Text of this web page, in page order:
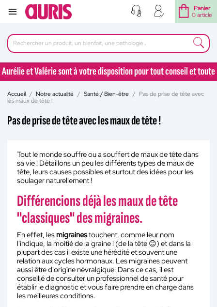
Panier
0 article
Aurélie et Valérie sont à votre disposition pour tout conseil et toute
question au 04 77 92 30 90
Aurélie et Valérie sont à votre disposition pour tout conseil et toute
Accueil Notre actualité Santé / Bien-être
Pas de prise de tête avec
les maux de tête !
Pas de prise de tête avec les maux de tête !
Tout le monde souffre ou a souffert de maux de tête dans
sa vie ! Détaillons un peu les différents types de maux de
tête, leurs causes possibles et surtout des idées pour les
soulager naturellement !
Différencions déjà les maux de tête
"classiques" des migraines.
En effet, les migrainestouchent, comme leur nom
l'indique, la moitié de la graine ! (de la tête 😊) et dans la
plupart des cas il existe une hérédité et souvent une
relation aux cycles hormonaux. Les migraines peuvent
aussi être d'origine névralgique. Dans ce cas, il est
conseillé de consulter un professionnel de santé pour
établir le diagnostic et vous faire prendre en charge dans
les meilleures conditions.